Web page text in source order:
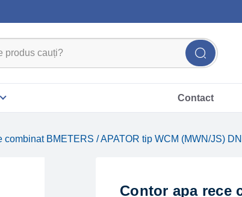
Contact
combinat BMETERS / APATOR tip WCM (MWN/JS)
Contor apa rece